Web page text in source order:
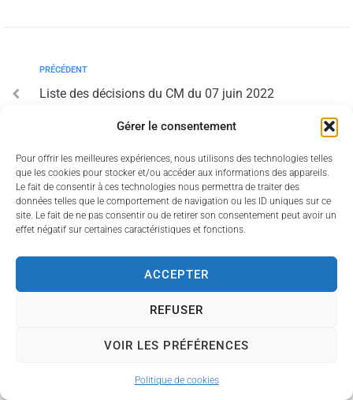
Gérer le consentement
Pour offrir les meilleures expériences, nous utilisons des technologies telles
que les cookies pour stocker et/ou accéder aux informations des appareils.
Le fait de consentir à ces technologies nous permettra de traiter des
données telles que le comportement de navigation ou les ID uniques sur ce
site. Le fait de ne pas consentir ou de retirer son consentement peut avoir un
effet négatif sur certaines caractéristiques et fonctions.
ACCEPTER
REFUSER
VOIR LES PRÉFÉRENCES
Politique de cookies
PRÉCÉDENT
Liste des décisions du CM du 07 juin 2022
Liste des décisions du CM du 03 février 2022
AccessibilitéPolitique des cookiesMentions légales
(sites internet de collectivités &